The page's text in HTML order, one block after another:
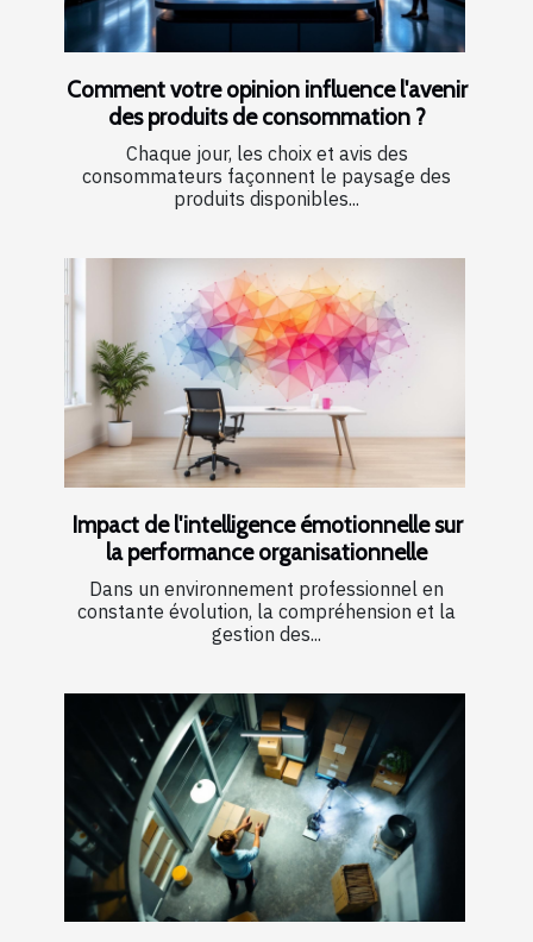
Comment votre opinion influence l'avenir
des produits de consommation ?
Chaque jour, les choix et avis des
consommateurs façonnent le paysage des
produits disponibles...
Impact de l'intelligence émotionnelle sur
la performance organisationnelle
Dans un environnement professionnel en
constante évolution, la compréhension et la
gestion des...